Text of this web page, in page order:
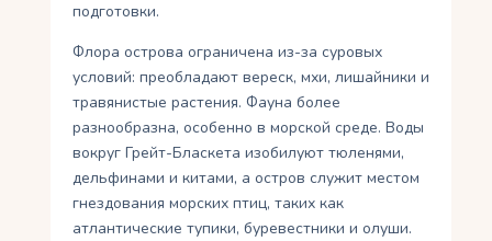
подготовки.
Флора острова ограничена из-за суровых
условий: преобладают вереск, мхи, лишайники и
травянистые растения. Фауна более
разнообразна, особенно в морской среде. Воды
вокруг Грейт-Бласкета изобилуют тюленями,
дельфинами и китами, а остров служит местом
гнездования морских птиц, таких как
атлантические тупики, буревестники и олуши.